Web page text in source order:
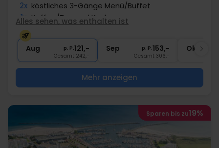
2x köstliches 3-Gänge Menü/Buffet
1x Kaffee/Tee und Kuchen
1x
∞ Gratis Nutzung des Wellnessbereichs
Alles sehen, was enthalten ist
Aug p. P.121,-
Gesamt 242,-
Sep p. P.153,-
Gesamt 306,-
Okt
Mehr anzeigen
Sparen bis zu19%